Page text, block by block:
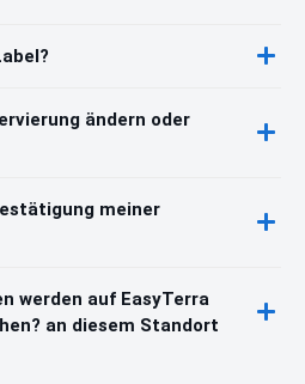
ändern oder
meiner
werden auf EasyTerra
an diesem Standort